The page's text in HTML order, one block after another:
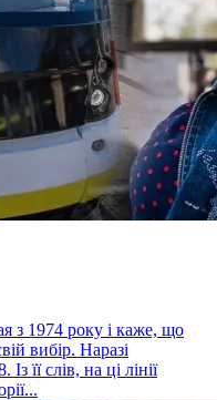
з 1974 року і каже, що
вибір. Наразі
її слів, на ці лінії